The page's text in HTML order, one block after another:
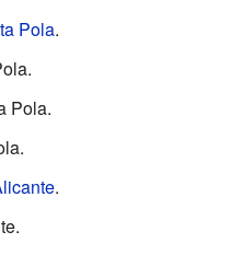
Pola.
Pola.
.